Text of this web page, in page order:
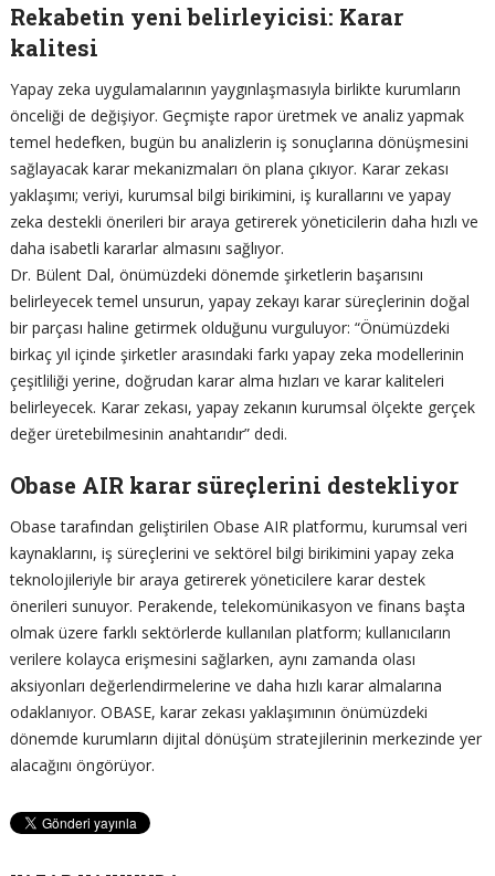
Rekabetin yeni belirleyicisi: Karar
kalitesi
Yapay zeka uygulamalarının yaygınlaşmasıyla birlikte kurumların
önceliği de değişiyor. Geçmişte rapor üretmek ve analiz yapmak
temel hedefken, bugün bu analizlerin iş sonuçlarına dönüşmesini
sağlayacak karar mekanizmaları ön plana çıkıyor. Karar zekası
yaklaşımı; veriyi, kurumsal bilgi birikimini, iş kurallarını ve yapay
zeka destekli önerileri bir araya getirerek yöneticilerin daha hızlı ve
daha isabetli kararlar almasını sağlıyor.
Dr. Bülent Dal, önümüzdeki dönemde şirketlerin başarısını
belirleyecek temel unsurun, yapay zekayı karar süreçlerinin doğal
bir parçası haline getirmek olduğunu vurguluyor: “Önümüzdeki
birkaç yıl içinde şirketler arasındaki farkı yapay zeka modellerinin
çeşitliliği yerine, doğrudan karar alma hızları ve karar kaliteleri
belirleyecek. Karar zekası, yapay zekanın kurumsal ölçekte gerçek
değer üretebilmesinin anahtarıdır” dedi.
Obase AIR karar süreçlerini destekliyor
Obase tarafından geliştirilen Obase AIR platformu, kurumsal veri
kaynaklarını, iş süreçlerini ve sektörel bilgi birikimini yapay zeka
teknolojileriyle bir araya getirerek yöneticilere karar destek
önerileri sunuyor. Perakende, telekomünikasyon ve finans başta
olmak üzere farklı sektörlerde kullanılan platform; kullanıcıların
verilere kolayca erişmesini sağlarken, aynı zamanda olası
aksiyonları değerlendirmelerine ve daha hızlı karar almalarına
odaklanıyor. OBASE, karar zekası yaklaşımının önümüzdeki
dönemde kurumların dijital dönüşüm stratejilerinin merkezinde yer
alacağını öngörüyor.